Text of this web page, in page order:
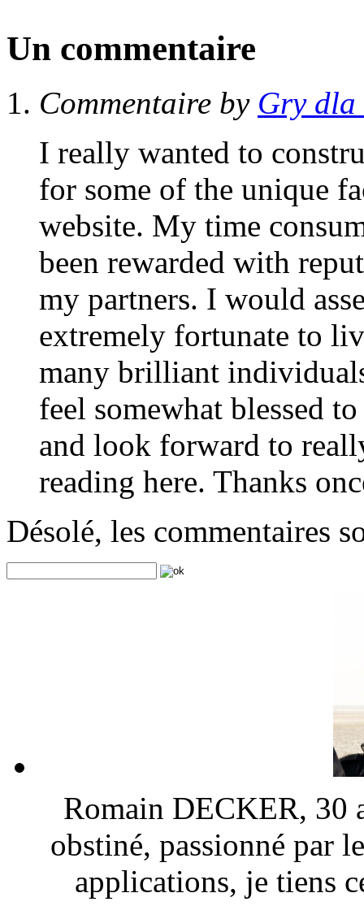
Un commentaire
Commentaire by Gry dla
I really wanted to
for some of the unique
website. My time
been rewarded with
my partners. I would
extremely fortunate to
many brilliant
feel somewhat blessed
and look forward to
reading here. Thanks
Désolé, les commentaires
Romain DECKER, 30
obstiné, passionné par
applications, je tiens